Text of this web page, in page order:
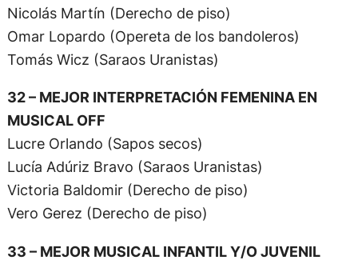
Nicolás Martín (Derecho de piso)
Omar Lopardo (Opereta de los bandoleros)
Tomás Wicz (Saraos Uranistas)
32 – MEJOR INTERPRETACIÓN FEMENINA EN
MUSICAL OFF
Lucre Orlando (Sapos secos)
Lucía Adúriz Bravo (Saraos Uranistas)
Victoria Baldomir (Derecho de piso)
Vero Gerez (Derecho de piso)
33 – MEJOR MUSICAL INFANTIL Y/O JUVENIL